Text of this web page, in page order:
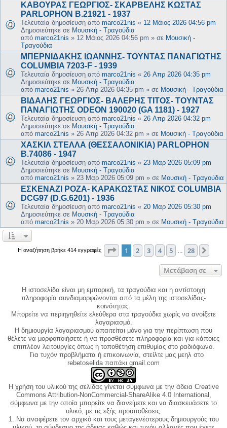
ΚΑΒΟΥΡΑΣ ΓΕΩΡΓΙΟΣ- ΣΚΑΡΒΕΛΗΣ ΚΩΣΤΑΣ
PARLOPHON B.21921 - 1937
Τελευταία δημοσίευση από marco21nis « 12 Μάιος 2026 04:56 pm
Δημοσιεύτηκε σε Μουσική - Τραγούδια
από marco21nis » 12 Μάιος 2026 04:56 pm » σε Μουσική -
Τραγούδια
ΜΠΕΡΝΙΔΑΚΗΣ ΙΩΑΝΝΗΣ- ΤΟΥΝΤΑΣ ΠΑΝΑΓΙΩΤΗΣ
COLUMBIA 7203-F - 1939
Τελευταία δημοσίευση από marco21nis « 26 Απρ 2026 04:35 pm
Δημοσιεύτηκε σε Μουσική - Τραγούδια
από marco21nis » 26 Απρ 2026 04:35 pm » σε Μουσική - Τραγούδια
ΒΙΔΑΛΗΣ ΓΕΩΡΓΙΟΣ- ΒΑΛΕΡΗΣ ΤΙΤΟΣ- ΤΟΥΝΤΑΣ
ΠΑΝΑΓΙΩΤΗΣ ODEON 190020 (GA 1181) - 1927
Τελευταία δημοσίευση από marco21nis « 26 Απρ 2026 04:32 pm
Δημοσιεύτηκε σε Μουσική - Τραγούδια
από marco21nis » 26 Απρ 2026 04:32 pm » σε Μουσική - Τραγούδια
ΧΑΣΚΙΛ ΣΤΕΛΛΑ (ΘΕΣΣΑΛΟΝΙΚΙΑ) PARLOPHON
B.74086 - 1947
Τελευταία δημοσίευση από marco21nis « 23 Μαρ 2026 05:09 pm
Δημοσιεύτηκε σε Μουσική - Τραγούδια
από marco21nis » 23 Μαρ 2026 05:09 pm » σε Μουσική - Τραγούδια
ΕΣΚΕΝΑΖΙ ΡΟΖΑ- ΚΑΡΑΚΩΣΤΑΣ ΝΙΚΟΣ COLUMBIA
DCG97 (D.G.6201) - 1936
Τελευταία δημοσίευση από marco21nis « 20 Μαρ 2026 05:30 pm
Δημοσιεύτηκε σε Μουσική - Τραγούδια
από marco21nis » 20 Μαρ 2026 05:30 pm » σε Μουσική - Τραγούδια
Η αναζήτηση βρήκε 414 εγγραφές Σελίδα από28
1 2 3 4 5 28
Μετάβαση σε
Η ιστοσελίδα είναι μη εμπορική, τα τραγούδια και η αντίστοιχη
πληροφορία συνδιαμορφώνονται από τα μέλη της ιστοσελίδας-
κοινότητας.
Μπορείτε να περιηγηθείτε ελεύθερα στα τραγούδια χωρίς να ανοίξετε
λογαριασμό.
Η δημιουργία λογαριασμού απαιτείται μόνο για την περίπτωση που
θέλετε να μορφοποιήσετε ή να προσθέσετε πληροφορία και για κάποιες
επιπλέον λειτουργίες όπως η τοποθέτηση επιθυμίας στο ραδιόφωνο.
Για τυχόν προβλήματα ή επικοινωνία, στείλτε μας μεηλ στο
rebetoselida παπάκι gmail.com
Η χρήση του υλικού της σελίδας γίνεται σύμφωνα με την άδεια Creative
Commons Attribution-NonCommercial-ShareAlike 4.0 International,
σύμφωνα με την οποία μπορείτε να διανείμετε και να διασκευάσετε το
υλικό, με τις εξής προϋποθέσεις:
1. Να αναφέρετε τον αρχικό και τους μεταγενέστερους δημιουργούς του